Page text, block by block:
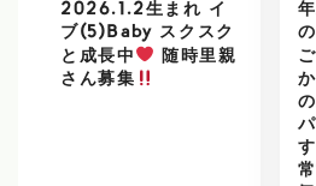
2026.1.2生まれ イ
ブ(5)Baby スクスク
と成長中
随時里親
さん募集